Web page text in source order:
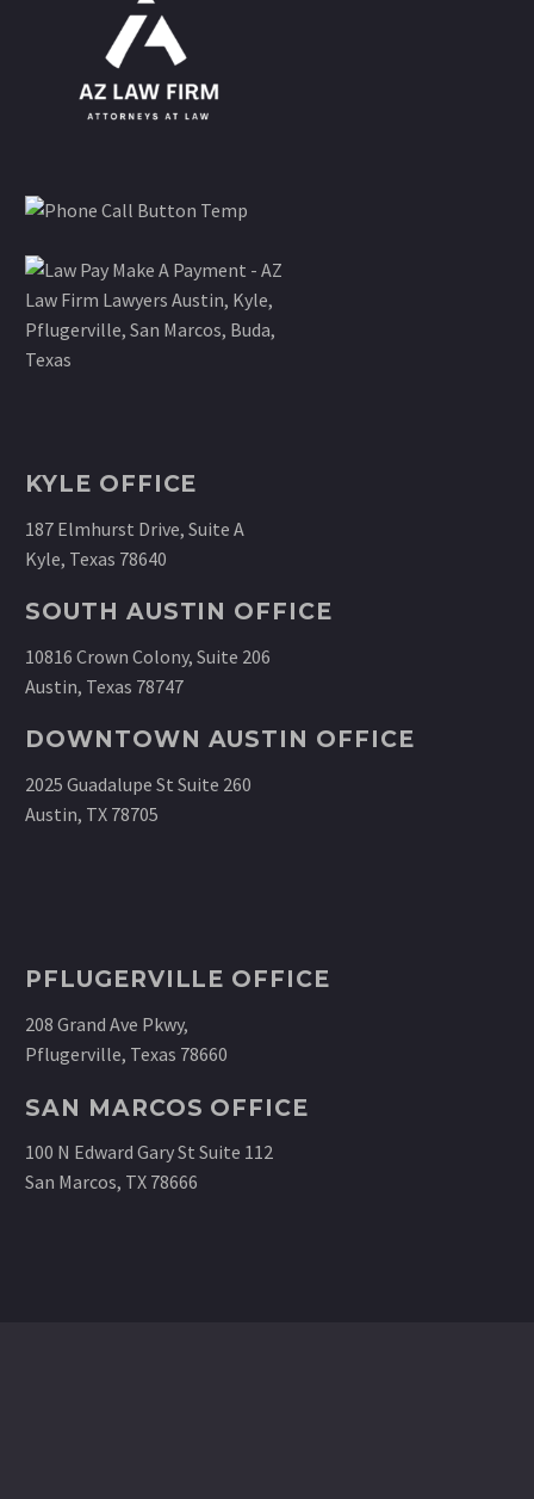
KYLE OFFICE
187 Elmhurst Drive, Suite A
Kyle, Texas 78640
SOUTH AUSTIN OFFICE
10816 Crown Colony, Suite 206
Austin, Texas 78747
DOWNTOWN AUSTIN OFFICE
2025 Guadalupe St Suite 260
Austin, TX 78705
PFLUGERVILLE OFFICE
208 Grand Ave Pkwy,
Pflugerville, Texas 78660
SAN MARCOS OFFICE
100 N Edward Gary St Suite 112
San Marcos, TX 78666